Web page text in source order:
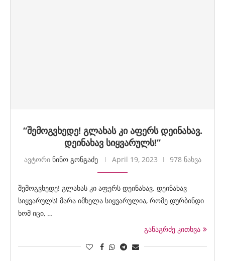
“შემოგვხედე! გლახას კი აფერს დეინახავ.
დეინახავ სიყვარულს!”
ავტორი ნინო გონგაძე April 19, 2023 978 ნახვა
შემოგვხედე! გლახას კი აფერს დეინახავ. დეინახავ
სიყვარულს! მარა იმხელა სიყვარულია, რომე დურბინდი
ხომ იცი, …
განაგრძე კითხვა